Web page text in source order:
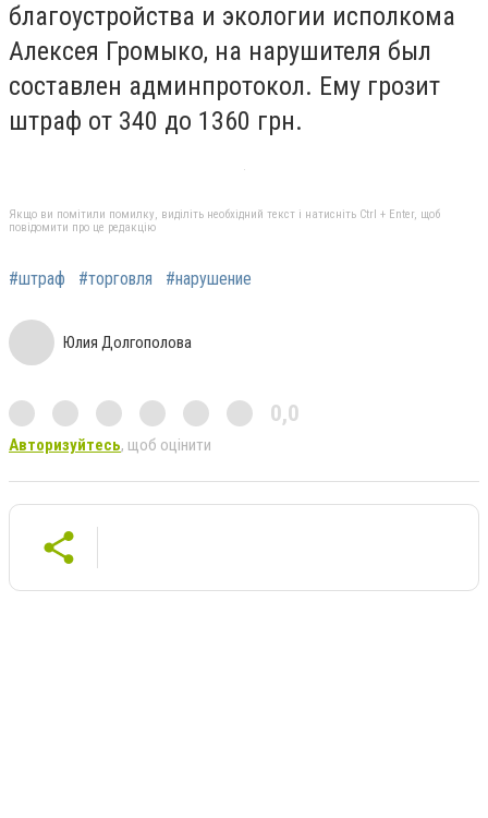
благоустройства и экологии исполкома
Алексея Громыко, на нарушителя был
составлен админпротокол. Ему грозит
штраф от 340 до 1360 грн.
Якщо ви помітили помилку, виділіть необхідний текст і натисніть Ctrl + Enter, щоб
повідомити про це редакцію
#штраф #торговля #нарушение
Юлия Долгополова
0,0
Авторизуйтесь, щоб оцінити